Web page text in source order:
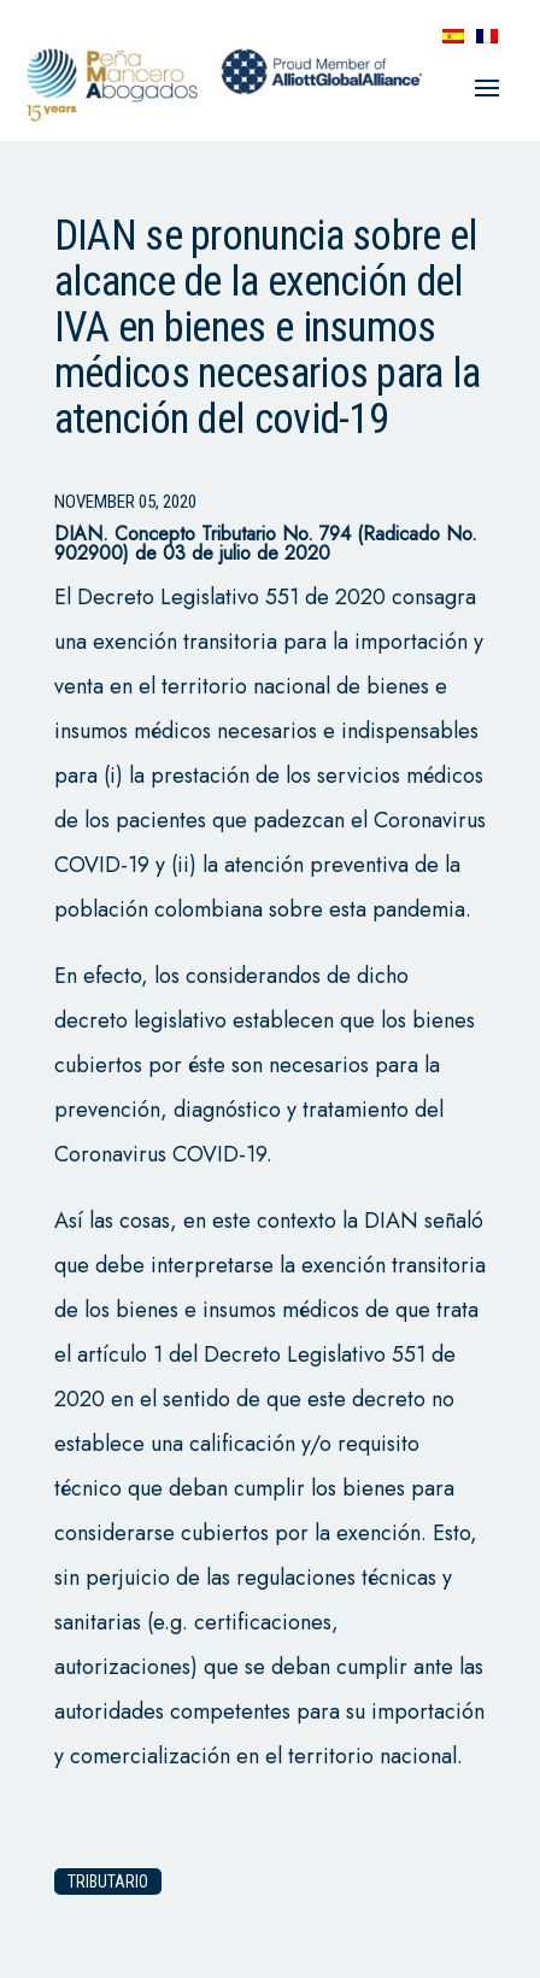
DIAN se pronuncia sobre el
alcance de la exención del
IVA en bienes e insumos
médicos necesarios para la
atención del covid-19
NOVEMBER 05, 2020
DIAN. Concepto Tributario No. 794 (Radicado No.
902900) de 03 de julio de 2020
El Decreto Legislativo 551 de 2020 consagra
una exención transitoria para la importación y
venta en el territorio nacional de bienes e
insumos médicos necesarios e indispensables
para (i) la prestación de los servicios médicos
de los pacientes que padezcan el Coronavirus
COVID-19 y (ii) la atención preventiva de la
población colombiana sobre esta pandemia.
En efecto, los considerandos de dicho
decreto legislativo establecen que los bienes
cubiertos por éste son necesarios para la
prevención, diagnóstico y tratamiento del
Coronavirus COVID-19.
Así las cosas, en este contexto la DIAN señaló
que debe interpretarse la exención transitoria
de los bienes e insumos médicos de que trata
el artículo 1 del Decreto Legislativo 551 de
2020 en el sentido de que este decreto no
establece una calificación y/o requisito
técnico que deban cumplir los bienes para
considerarse cubiertos por la exención. Esto,
sin perjuicio de las regulaciones técnicas y
sanitarias (e.g. certificaciones,
autorizaciones) que se deban cumplir ante las
autoridades competentes para su importación
y comercialización en el territorio nacional.
TRIBUTARIO